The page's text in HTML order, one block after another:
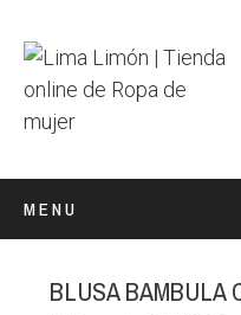
MENU
BLUSA BAMBULA